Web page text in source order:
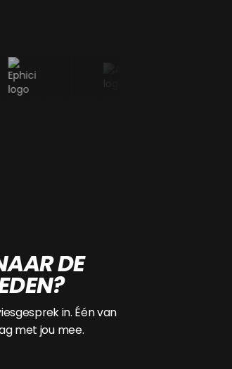
DE
in. Één van
met jou mee.